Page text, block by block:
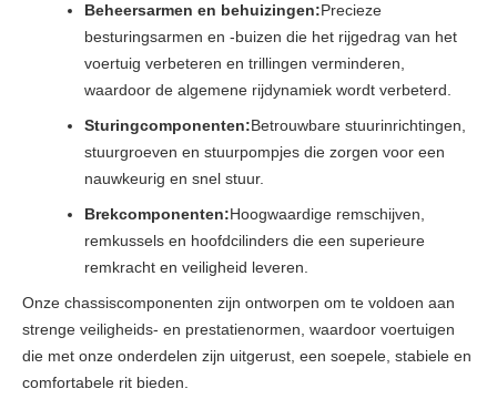
Beheersarmen en behuizingen:Precieze
besturingsarmen en -buizen die het rijgedrag van het
voertuig verbeteren en trillingen verminderen,
waardoor de algemene rijdynamiek wordt verbeterd.
Sturingcomponenten:Betrouwbare stuurinrichtingen,
stuurgroeven en stuurpompjes die zorgen voor een
nauwkeurig en snel stuur.
Brekcomponenten:Hoogwaardige remschijven,
remkussels en hoofdcilinders die een superieure
remkracht en veiligheid leveren.
Onze chassiscomponenten zijn ontworpen om te voldoen aan
strenge veiligheids- en prestatienormen, waardoor voertuigen
die met onze onderdelen zijn uitgerust, een soepele, stabiele en
comfortabele rit bieden.